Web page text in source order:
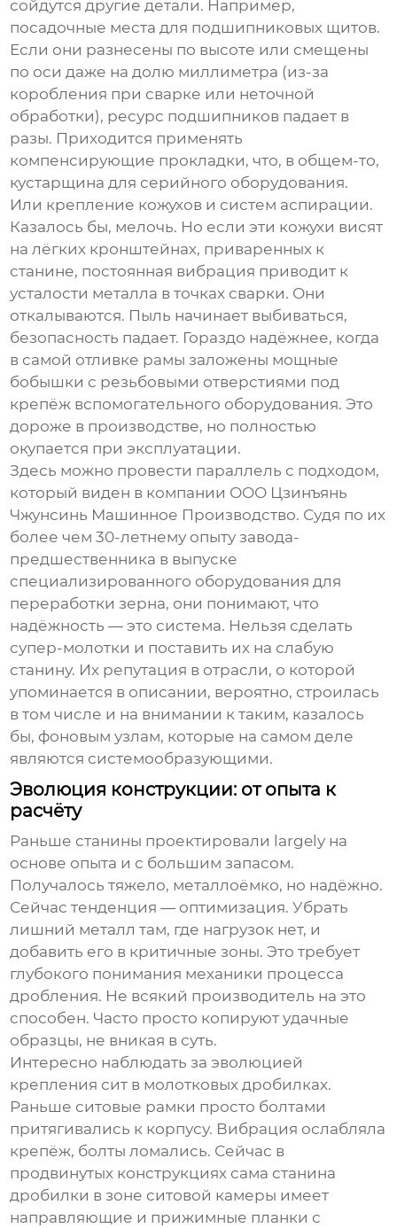
сойдутся другие детали. Например,
посадочные места для подшипниковых щитов.
Если они разнесены по высоте или смещены
по оси даже на долю миллиметра (из-за
коробления при сварке или неточной
обработки), ресурс подшипников падает в
разы. Приходится применять
компенсирующие прокладки, что, в общем-то,
кустарщина для серийного оборудования.
Или крепление кожухов и систем аспирации.
Казалось бы, мелочь. Но если эти кожухи висят
на лёгких кронштейнах, приваренных к
станине, постоянная вибрация приводит к
усталости металла в точках сварки. Они
откалываются. Пыль начинает выбиваться,
безопасность падает. Гораздо надёжнее, когда
в самой отливке рамы заложены мощные
бобышки с резьбовыми отверстиями под
крепёж вспомогательного оборудования. Это
дороже в производстве, но полностью
окупается при эксплуатации.
Здесь можно провести параллель с подходом,
который виден в компании ООО Цзинъянь
Чжунсинь Машинное Производство. Судя по их
более чем 30-летнему опыту завода-
предшественника в выпуске
специализированного оборудования для
переработки зерна, они понимают, что
надёжность — это система. Нельзя сделать
супер-молотки и поставить их на слабую
станину. Их репутация в отрасли, о которой
упоминается в описании, вероятно, строилась
в том числе и на внимании к таким, казалось
бы, фоновым узлам, которые на самом деле
являются системообразующими.
Эволюция конструкции: от опыта к
расчёту
Раньше станины проектировали largely на
основе опыта и с большим запасом.
Получалось тяжело, металлоёмко, но надёжно.
Сейчас тенденция — оптимизация. Убрать
лишний металл там, где нагрузок нет, и
добавить его в критичные зоны. Это требует
глубокого понимания механики процесса
дробления. Не всякий производитель на это
способен. Часто просто копируют удачные
образцы, не вникая в суть.
Интересно наблюдать за эволюцией
крепления сит в молотковых дробилках.
Раньше ситовые рамки просто болтами
притягивались к корпусу. Вибрация ослабляла
крепёж, болты ломались. Сейчас в
продвинутых конструкциях сама станина
дробилки в зоне ситовой камеры имеет
направляющие и прижимные планки с